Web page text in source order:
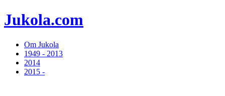
Jukola.com
Om Jukola
1949 - 2013
2014
2015 -